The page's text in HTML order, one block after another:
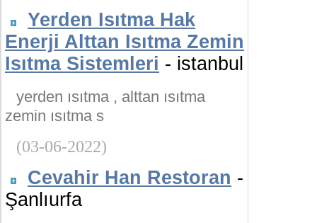
Yerden Isıtma Hak
Enerji Alttan Isıtma Zemin
Isıtma Sistemleri - istanbul
yerden ısıtma , alttan ısıtma
zemin ısıtma s
(03-06-2022)
Cevahir Han Restoran -
Şanlıurfa